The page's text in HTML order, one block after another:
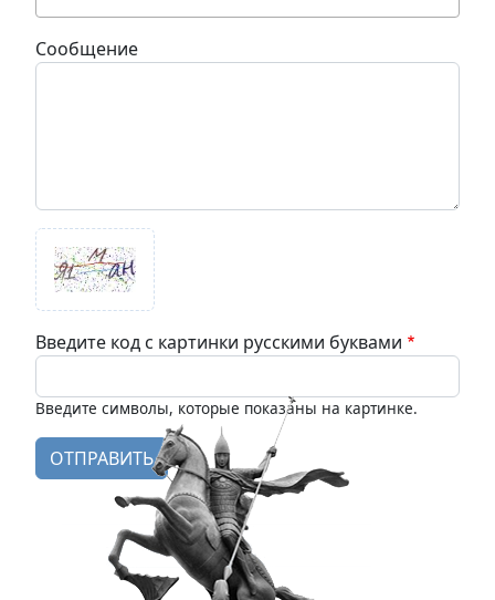
Сообщение
Введите код с картинки русскими буквами
Введите символы, которые показаны на картинке.